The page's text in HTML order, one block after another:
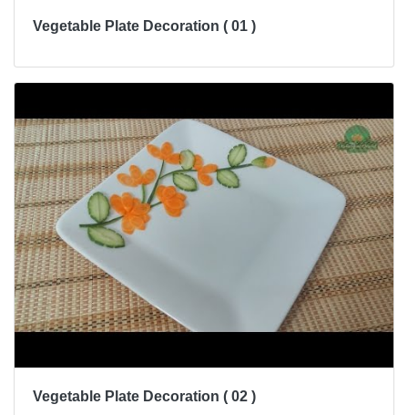
Vegetable Plate Decoration ( 01 )
Vegetable Plate Decoration ( 02 )